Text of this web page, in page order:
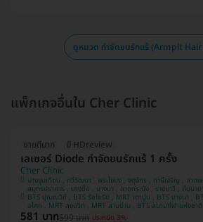
ดูหมวด กำจัดขนรักแร้ (Armpit
แพ็กเกจอื่นใน Cher Clinic
ขายดีมาก มี HDreview
เลเซอร์ Diode กำจัดขนรักแร้ 1 ครั้ง
Cher Clinic
บางขุนเทียน , ทวีวัฒนา , พระโขนง , จตุจักร , ภาษีเจริญ , ลาดพร้าว , ประเวศ ,
สมุทรปราการ , บางซื่อ , บางนา , ลาดกระบัง , ราชเทวี , คันนายาว , คลองเตย ,
บางแค , ปทุมวัน
BTS ปุณณวิถี , BTS รัชโยธิน , MRT เตาปูน , BTS บางนา , BTS อุดมสุข , BTS
อโศก , MRT สุขุมวิท , MRT สามย่าน , BTS สนามกีฬาแห่งชาติ
581 บาท599 บาท ประหยัด 3%